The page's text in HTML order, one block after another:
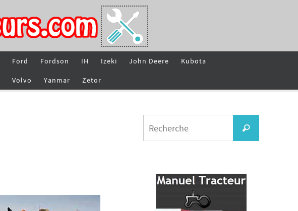
Ford Fordson IH Izeki John Deere Kubota
Volvo Yanmar Zetor
Recherche